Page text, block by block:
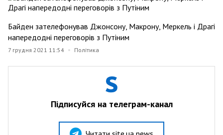
Байден зателефонував Джонсону, Макрону, Меркель і Драгі
напередодні переговорів з Путіним
7 грудня 2021 11:54 Політика
Підписуйся на телеграм-канал